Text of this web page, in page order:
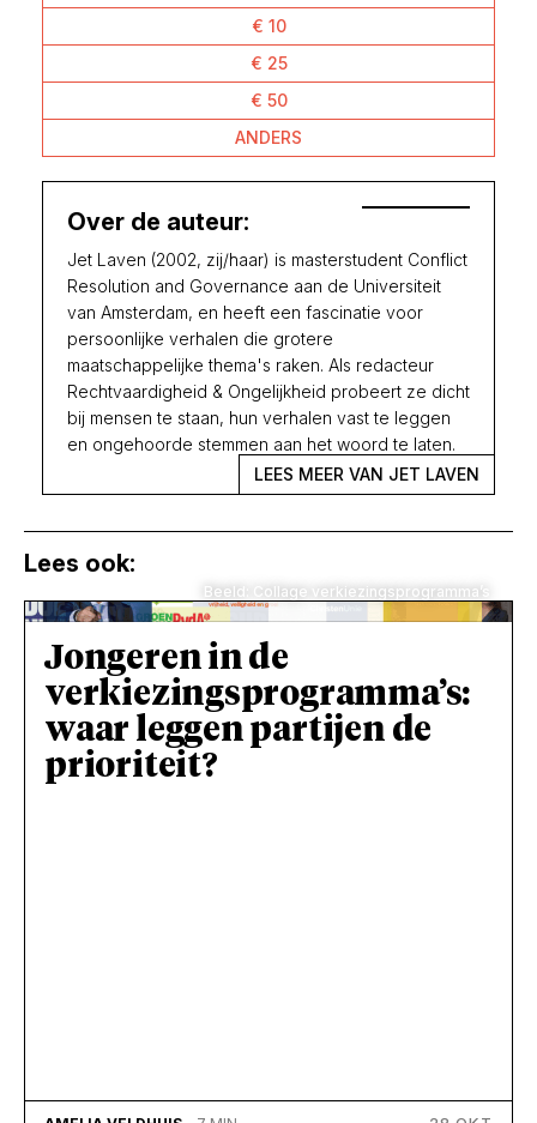
€ 10
€ 25
€ 50
ANDERS
Over de auteur:
Jet Laven (2002, zij/haar) is masterstudent Conflict
Resolution and Governance aan de Universiteit
van Amsterdam, en heeft een fascinatie voor
persoonlijke verhalen die grotere
maatschappelijke thema's raken. Als redacteur
Rechtvaardigheid & Ongelijkheid probeert ze dicht
bij mensen te staan, hun verhalen vast te leggen
en ongehoorde stemmen aan het woord te laten.
LEES MEER VAN JET LAVEN
Lees ook:
Beeld: Collage verkiezingsprogramma’s
Jongeren in de
verkiezingsprogramma’s:
waar leggen partijen de
prioriteit?